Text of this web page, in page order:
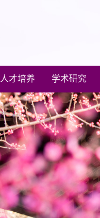
人才培养 学术研究